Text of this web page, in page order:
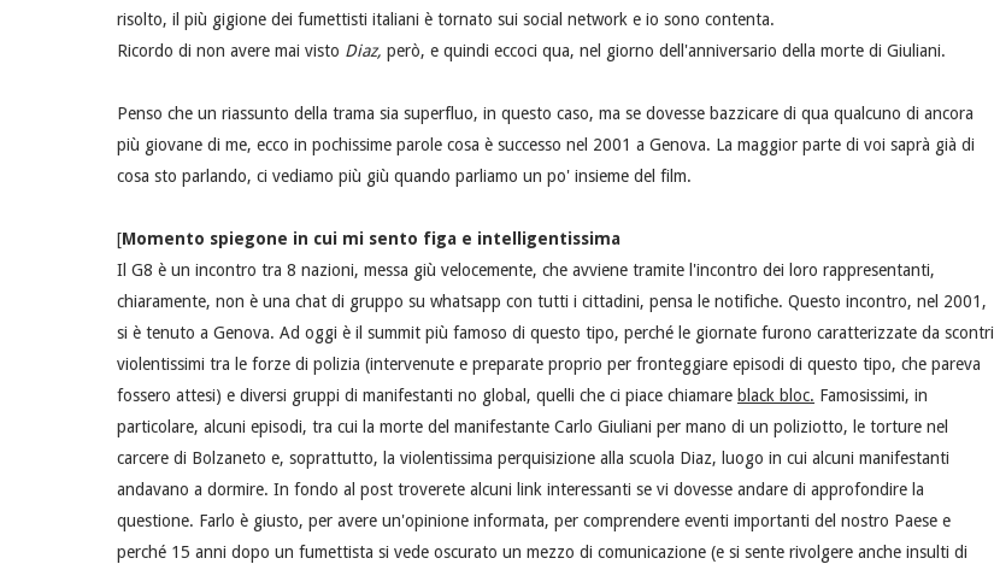
risolto, il più gigione dei fumettisti italiani è tornato sui social network e io sono contenta.
Ricordo di non avere mai visto Diaz, però, e quindi eccoci qua, nel giorno dell'anniversario della morte di Giuliani.
Penso che un riassunto della trama sia superfluo, in questo caso, ma se dovesse bazzicare di qua qualcuno di ancora
più giovane di me, ecco in pochissime parole cosa è successo nel 2001 a Genova. La maggior parte di voi saprà già di
cosa sto parlando, ci vediamo più giù quando parliamo un po' insieme del film.
[Momento spiegone in cui mi sento figa e intelligentissima
Il G8 è un incontro tra 8 nazioni, messa giù velocemente, che avviene tramite l'incontro dei loro rappresentanti,
chiaramente, non è una chat di gruppo su whatsapp con tutti i cittadini, pensa le notifiche. Questo incontro, nel 2001,
si è tenuto a Genova. Ad oggi è il summit più famoso di questo tipo, perché le giornate furono caratterizzate da scontri
violentissimi tra le forze di polizia (intervenute e preparate proprio per fronteggiare episodi di questo tipo, che pareva
fossero attesi) e diversi gruppi di manifestanti no global, quelli che ci piace chiamare black bloc. Famosissimi, in
particolare, alcuni episodi, tra cui la morte del manifestante Carlo Giuliani per mano di un poliziotto, le torture nel
carcere di Bolzaneto e, soprattutto, la violentissima perquisizione alla scuola Diaz, luogo in cui alcuni manifestanti
andavano a dormire. In fondo al post troverete alcuni link interessanti se vi dovesse andare di approfondire la
questione. Farlo è giusto, per avere un'opinione informata, per comprendere eventi importanti del nostro Paese e
perché 15 anni dopo un fumettista si vede oscurato un mezzo di comunicazione (e si sente rivolgere anche insulti di